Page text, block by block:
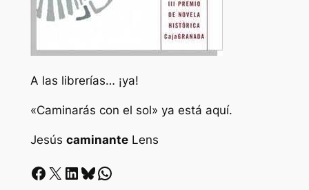
A las librerías… ¡ya!
«Caminarás con el sol» ya está aquí.
Jesús caminanteLens
Facebook X LinkedIn Bluesky Whatsapp